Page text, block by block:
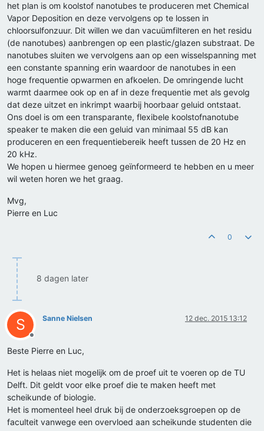
het plan is om koolstof nanotubes te produceren met Chemical
Vapor Deposition en deze vervolgens op te lossen in
chloorsulfonzuur. Dit willen we dan vacuümfilteren en het residu
(de nanotubes) aanbrengen op een plastic/glazen substraat. De
nanotubes sluiten we vervolgens aan op een wisselspanning met
een constante spanning erin waardoor de nanotubes in een
hoge frequentie opwarmen en afkoelen. De omringende lucht
warmt daarmee ook op en af in deze frequentie met als gevolg
dat deze uitzet en inkrimpt waarbij hoorbaar geluid ontstaat.
Ons doel is om een transparante, flexibele koolstofnanotube
speaker te maken die een geluid van minimaal 55 dB kan
produceren en een frequentiebereik heeft tussen de 20 Hz en
20 kHz.
We hopen u hiermee genoeg geïnformeerd te hebben en u meer
wil weten horen we het graag.
Mvg,
Pierre en Luc
0
8 dagen later
S
Offline
Sanne Nielsen 12 dec. 2015 13:12
Beste Pierre en Luc,
Het is helaas niet mogelijk om de proef uit te voeren op de TU
Delft. Dit geldt voor elke proef die te maken heeft met
scheikunde of biologie.
Het is momenteel heel druk bij de onderzoeksgroepen op de
faculteit vanwege een overvloed aan scheikunde studenten die